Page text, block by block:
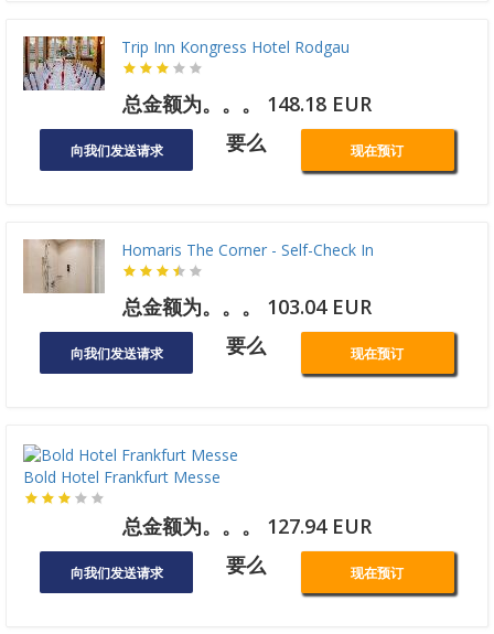
Trip Inn Kongress Hotel Rodgau
总金额为。。。 148.18 EUR
向我们发送请求 要么 现在预订
Homaris The Corner - Self-Check In
总金额为。。。 103.04 EUR
向我们发送请求 要么 现在预订
Bold Hotel Frankfurt Messe
总金额为。。。 127.94 EUR
向我们发送请求 要么 现在预订